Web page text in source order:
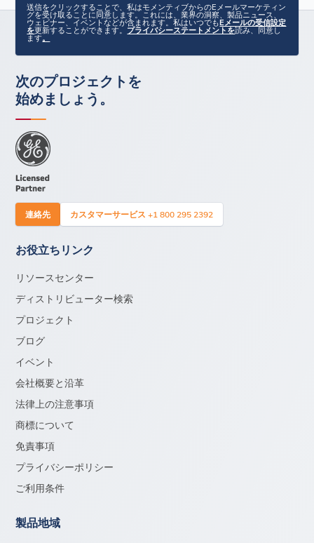
送信をクリックすることで、私はモメンティブからのEメールマーケティン
グを受け取ることに同意します。これには、業界の洞察、製品ニュース、
ウェビナー、イベントなどが含まれます。私はいつでもEメールの受信設定
を更新することができます。 プライバシーステートメントを読み、同意し
ます。
次のプロジェクトを
始めましょう。
連絡先 カスタマーサービス +1 800 295 2392
お役立ちリンク
リソースセンター
ディストリビューター検索
プロジェクト
ブログ
イベント
会社概要と沿革
法律上の注意事項
商標について
免責事項
プライバシーポリシー
ご利用条件
製品地域